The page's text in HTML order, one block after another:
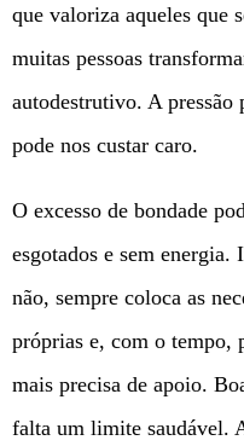
que valoriza aqueles que
muitas pessoas
autodestrutivo. A pressão
pode nos custar caro.
O excesso de bondade
esgotados e sem
não, sempre coloca as
próprias e, com o tempo,
mais precisa de apoio.
falta um limite saudável.